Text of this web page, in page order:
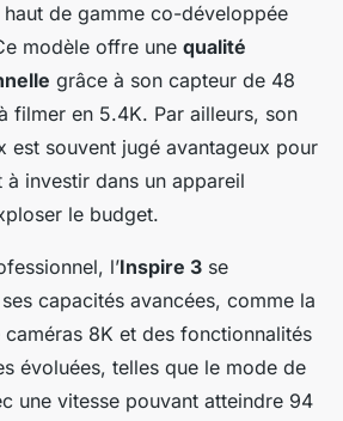
de gamme co-développée
modèle offre une qualité
grâce à son capteur de 48
filmer en 5.4K. Par ailleurs, son
est souvent jugé avantageux pour
investir dans un appareil
le budget.
l’Inspire 3 se
capacités avancées, comme la
8K et des fonctionnalités
évoluées, telles que le mode de
une vitesse pouvant atteindre 94